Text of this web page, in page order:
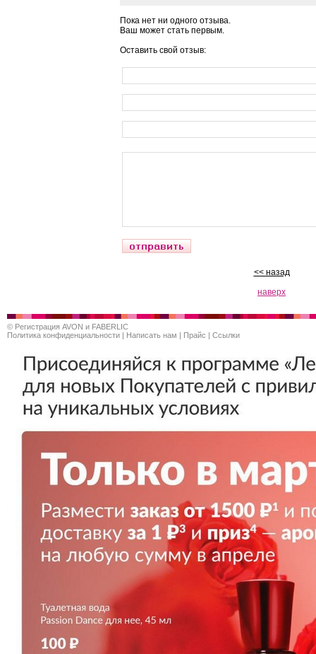
Пока нет ни одного отзыва.
Ваш может стать первым.
Оставить свой отзыв:
<< назад
наверх
© Регистрация AVON и FABERLIC
Политика конфиденциальности | Написать нам | Прайс | Ссылки